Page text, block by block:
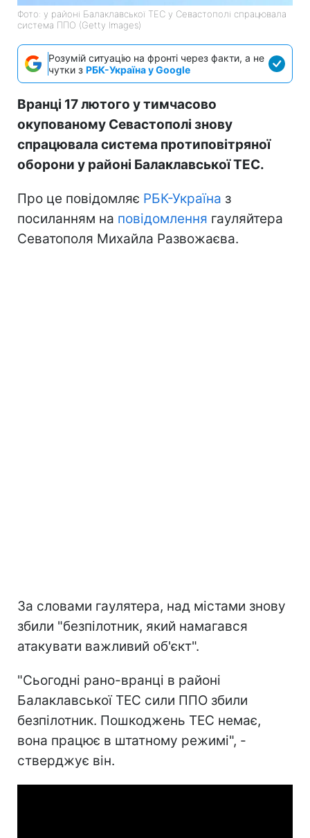
Фото: у районі Балаклавської ТЕС у Севастополі спрацювала
система ППО (Getty Images)
Розумій ситуацію на фронті через факти, а не
чутки з РБК-Україна у Google
Вранці 17 лютого у тимчасово
окупованому Севастополі знову
спрацювала система протиповітряної
оборони у районі Балаклавської ТЕС.
Про це повідомляє РБК-Україна з
посиланням на повідомлення гауляйтера
Севатополя Михайла Развожаєва.
За словами гаулятера, над містами знову
збили "безпілотник, який намагався
атакувати важливий об'єкт".
"Сьогодні рано-вранці в районі
Балаклавської ТЕС сили ППО збили
безпілотник. Пошкоджень ТЕС немає,
вона працює в штатному режимі", -
стверджує він.